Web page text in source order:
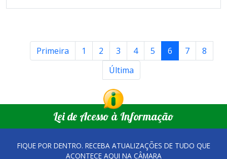
Primeira 1 2 3 4 5 6 7
8
Última
Lei de Acesso à Informação
FIQUE POR DENTRO. RECEBA ATUALIZAÇÕES DE TUDO QUE
ACONTECE AQUI NA CÂMARA